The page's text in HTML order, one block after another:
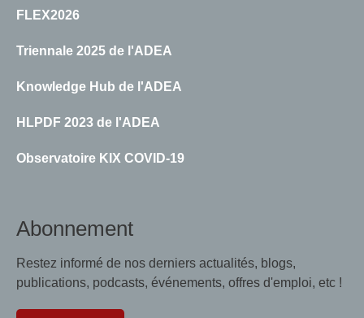
FLEX2026
Triennale 2025 de l'ADEA
Knowledge Hub de l'ADEA
HLPDF 2023 de l'ADEA
Observatoire KIX COVID-19
Abonnement
Restez informé de nos derniers actualités, blogs,
publications, podcasts, événements, offres d'emploi, etc !